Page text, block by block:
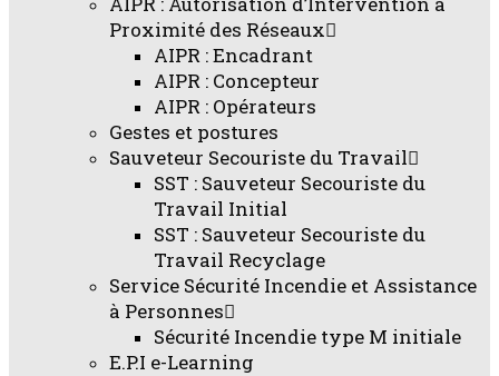
Proximité des Réseaux
AIPR : Encadrant
AIPR : Concepteur
AIPR : Opérateurs
Gestes et postures
Sauveteur Secouriste du Travail
SST : Sauveteur Secouriste du
Travail Initial
SST : Sauveteur Secouriste du
Travail Recyclage
Service Sécurité Incendie et Assistance
à Personnes
Sécurité Incendie type M initiale
E.P.I e-Learning